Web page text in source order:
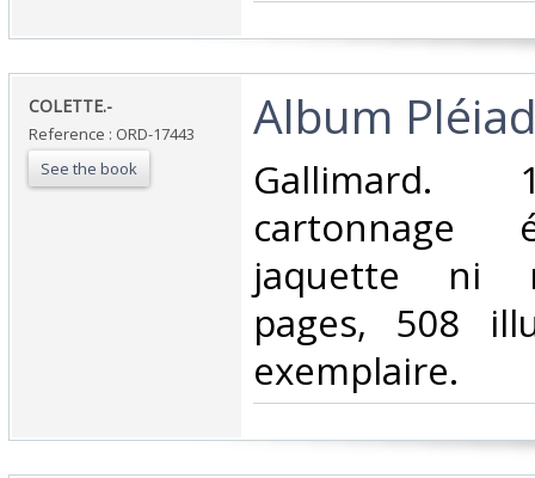
‎COLETTE.-‎
Reference : ORD-17443
See the book
‎Album
‎Gallimard.
cartonnage
jaquette ni
pages, 508
exemplaire.‎